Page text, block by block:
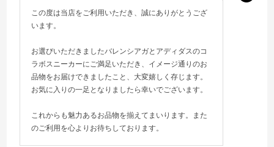
この度は当店をご利用いただき、誠にありがとうござ
います。
お選びいただきましたバレンシアガとアディダスのコ
ラボスニーカーにご満足いただき、イメージ通りのお
品物をお届けできましたこと、大変嬉しく存じます。
お気に入りの一足となりましたら幸いでございます。
これからも魅力あるお品物を揃えてまいります。また
のご利用を心よりお待ちしております。